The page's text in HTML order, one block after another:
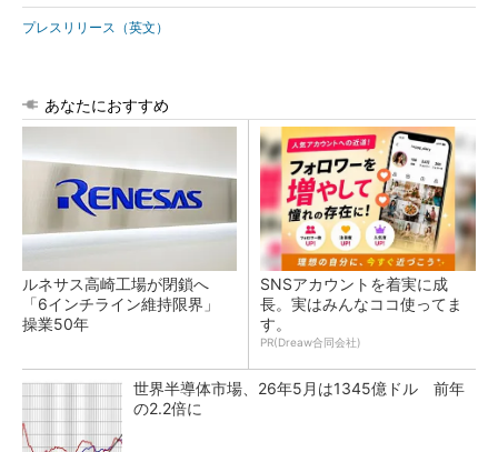
プレスリリース（英文）
あなたにおすすめ
ルネサス高崎工場が閉鎖へ
「6インチライン維持限界」
操業50年
SNSアカウントを着実に成
長。実はみんなココ使ってま
す。
PR(Dreaw合同会社)
世界半導体市場、26年5月は1345億ドル 前年
の2.2倍に